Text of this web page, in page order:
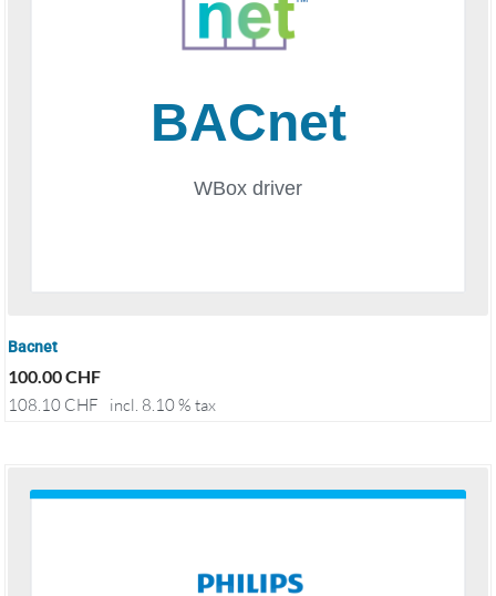
Bacnet
100.00CHF
108.10 CHF incl. 8.10 % tax